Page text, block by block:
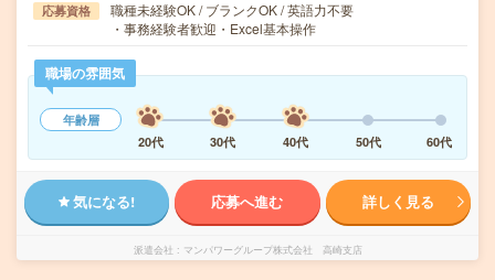
応募資格
職種未経験OK / ブランクOK / 英語力不要
・事務経験者歓迎・Excel基本操作
職場の雰囲気
年齢層
20代
30代 40代 50代 60代
気になる! 応募へ進む 詳しく見る
派遣会社 マンパワーグループ株式会社 高崎支店